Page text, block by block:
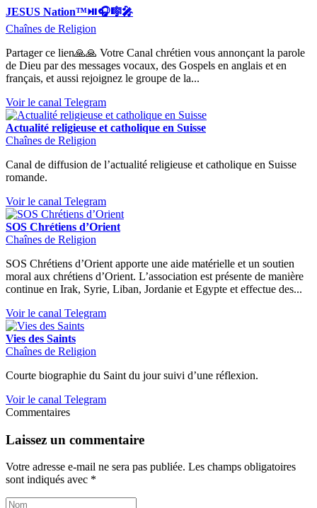
JESUS Nation™⏯🎧🎼🎤
Chaînes de Religion
Partager ce lien🙏🙏 Votre Canal chrétien vous annonçant la parole
de Dieu par des messages vocaux, des Gospels en anglais et en
français, et aussi rejoignez le groupe de la...
Voir le canal Telegram
Actualité religieuse et catholique en Suisse
Chaînes de Religion
Canal de diffusion de l’actualité religieuse et catholique en Suisse
romande.
Voir le canal Telegram
SOS Chrétiens d’Orient
Chaînes de Religion
SOS Chrétiens d’Orient apporte une aide matérielle et un soutien
moral aux chrétiens d’Orient. L’association est présente de manière
continue en Irak, Syrie, Liban, Jordanie et Egypte et effectue des...
Voir le canal Telegram
Vies des Saints
Chaînes de Religion
Courte biographie du Saint du jour suivi d’une réflexion.
Voir le canal Telegram
Commentaires
Laissez un commentaire
Votre adresse e-mail ne sera pas publiée. Les champs obligatoires
sont indiqués avec *